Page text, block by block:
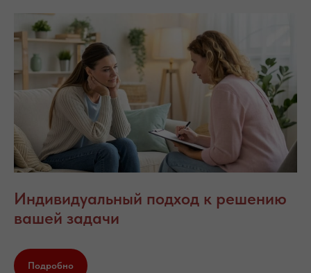
Индивидуальный подход к решению
вашей задачи
Подробно